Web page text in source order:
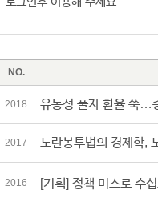
NO.
2018 유동성 풀자 환율 쑥…
2017 노란봉투법의 경제학,
2016 [기획] 정책 미스로 수